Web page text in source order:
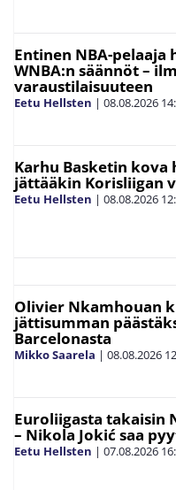
Entinen NBA-pelaaja
WNBA:n säännöt –
varaustilaisuuteen
Eetu Hellsten | 08.08.2026
Karhu Basketin kova
jättääkin Korisliigan
Eetu Hellsten | 08.08.2026
Olivier Nkamhouan
jättisumman
Barcelonasta
Mikko Saarela | 08.08.2026
Euroliigasta takaisin
– Nikola Jokić saa
Eetu Hellsten | 07.08.2026